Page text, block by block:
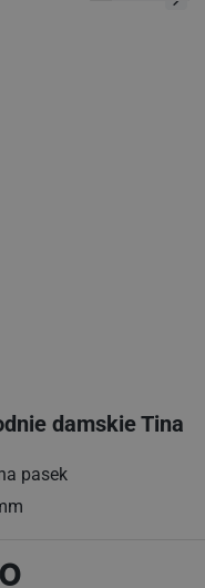
damskie Tina
pasek